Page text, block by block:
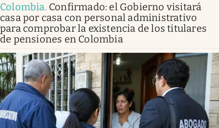
Colombia. Confirmado: el Gobierno visitará
casa por casa con personal administrativo
para comprobar la existencia de los titulares
de pensiones en Colombia